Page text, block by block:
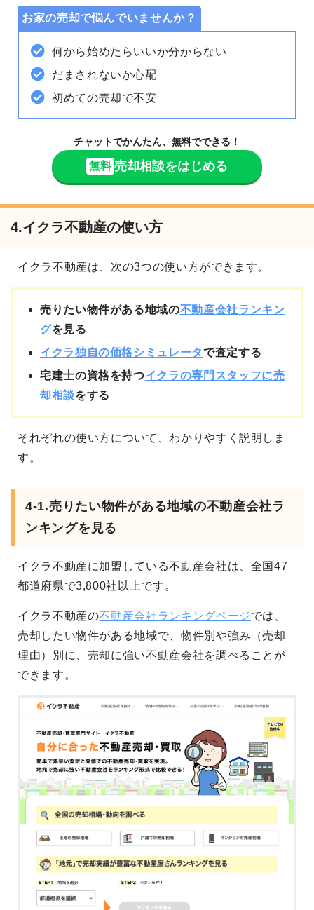
お家の売却で悩んでいませんか？
何から始めたらいいか分からない
だまされないか心配
初めての売却で不安
チャットでかんたん、無料でできる！
無料 売却相談をはじめる
4.イクラ不動産の使い方
イクラ不動産は、次の3つの使い方ができます。
売りたい物件がある地域の不動産会社ランキン
グを見る
イクラ独自の価格シミュレータで査定する
宅建士の資格を持つイクラの専門スタッフに売
却相談をする
それぞれの使い方について、わかりやすく説明しま
す。
4-1.売りたい物件がある地域の不動産会社ラ
ンキングを見る
イクラ不動産に加盟している不動産会社は、全国47
都道府県で3,800社以上です。
イクラ不動産の不動産会社ランキングページでは、
売却したい物件がある地域で、物件別や強み（売却
理由）別に、売却に強い不動産会社を調べることが
できます。